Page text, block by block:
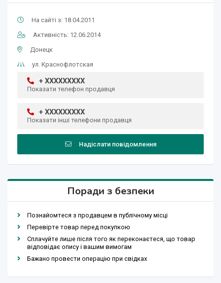
На сайті з: 18.04.2011
Активність: 12.06.2014
Донецк
ул. Краснофлотская
+ XXXXXXXXX
Показати телефон продавця
+ XXXXXXXXX
Показати інші телефони продавця
Надіслати повідомлення
Поради з безпеки
Познайомтеся з продавцем в публічному місці
Перевірте товар перед покупкою
Сплачуйте лише після того як переконаєтеся, що товар
відповідає опису і вашим вимогам
Бажано провести операцію при свідках